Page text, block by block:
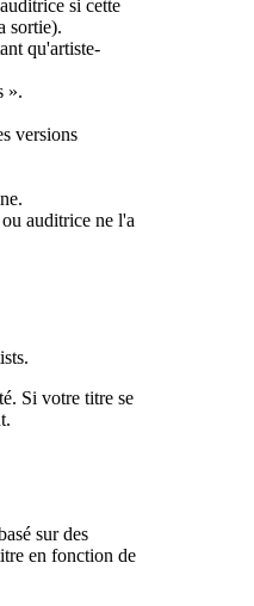
si cette
sortie).
qu'artiste-
».
versions
auditrice ne l'a
Si votre titre se
sur des
en fonction de